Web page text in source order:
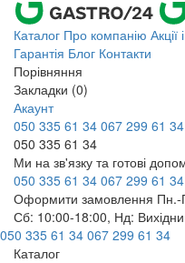
Каталог Про компанію Акції
Гарантія Блог Контакти
Порівняння
Закладки (0)
Акаунт
050 335 61 34 067 299 61 34
050 335 61 34
Ми на зв'язку та готові
050 335 61 34 067 299 61 34
Оформити замовлення Пн.-
Сб: 10:00-18:00, Нд:
050 335 61 34 067 299 61 34
Каталог